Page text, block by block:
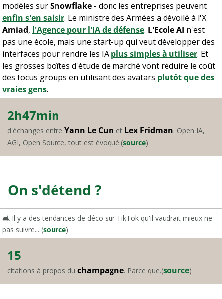
modèles sur Snowflake
enfin s'en saisir
Amiad, l'Agence pour l'IA de défense. L'Ecole AI n'est
pas une école, mais une start-up qui veut développer des
interfaces pour rendre les IA plus simples à utiliser. Et
les grosses boîtes d'étude de marché vont réduire le coût
des focus groups en utilisant des avatars plutôt que des
vraies gens.
2h47min
d'échanges entre Yann Le Cun et Lex Fridman. Open IA,
AGI, Open Source, tout est évoqué.(source)
On s'détend ?
🛋️ Il y a des tendances de déco sur TikTok qu'il vaudrait mieux ne
pas suivre... (source)
15
citations à propos du champagne. Parce que.(source)